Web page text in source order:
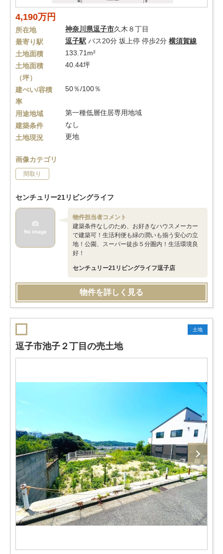
4,190万円
所在地 神奈川県逗子市久木８丁目
最寄り駅
逗子駅 バス20分 坂上停 停歩2分 横須賀線
土地面積
133.71m²
土地面積
（坪）
40.44坪
建ぺい/容積
率
50％/100％
用途地域
第一種低層住居専用地域
建築条件
なし
土地現況
更地
画像カテゴリ
間取り
センチュリー21リビングライフ
物件担当者コメント
建築条件なしのため、お好きなハウスメーカー
で建築可！生活利便も緑の潤いも揃う安心の立
地！公園、スーパー徒歩５分圏内！生活環境良
好！
センチュリー21リビングライフ逗子店
物件を詳しく見る
土地
逗子市池子２丁目の売土地